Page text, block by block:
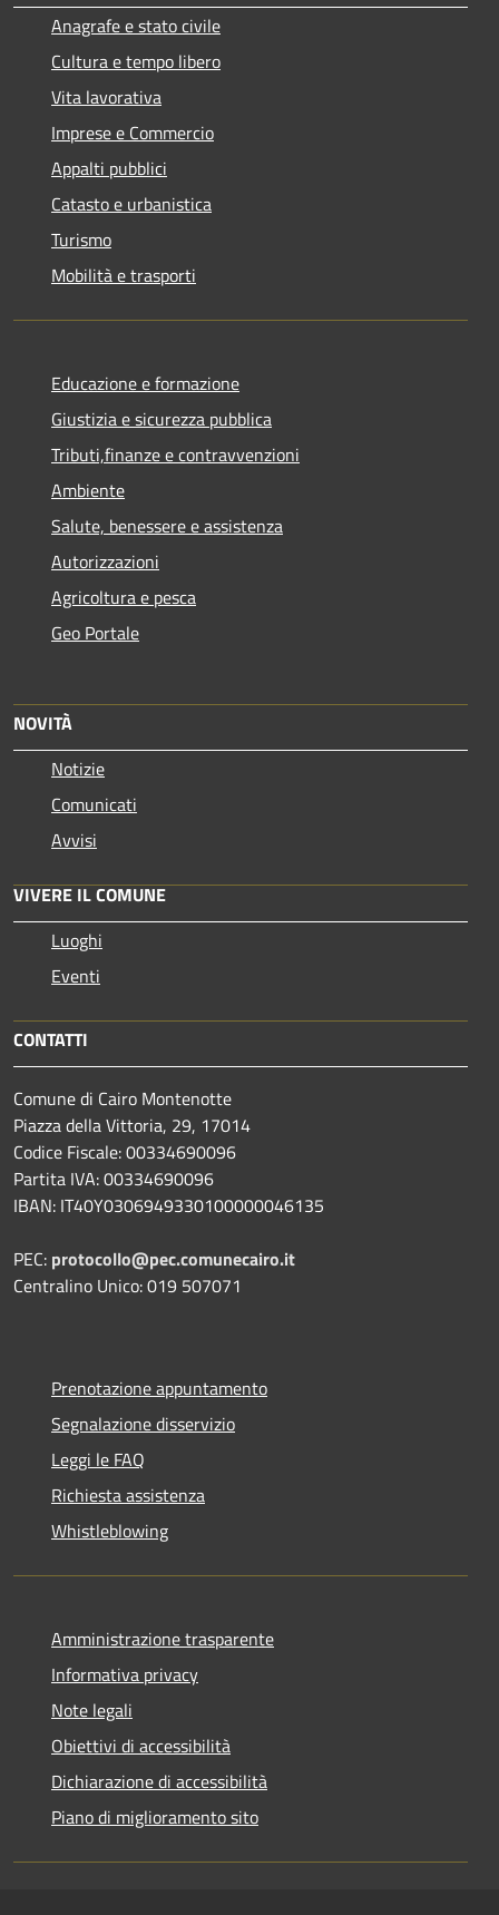
Anagrafe e stato civile
Cultura e tempo libero
Vita lavorativa
Imprese e Commercio
Appalti pubblici
Catasto e urbanistica
Turismo
Mobilità e trasporti
Educazione e formazione
Giustizia e sicurezza pubblica
Tributi,finanze e contravvenzioni
Ambiente
Salute, benessere e assistenza
Autorizzazioni
Agricoltura e pesca
Geo Portale
NOVITÀ
Notizie
Comunicati
Avvisi
VIVERE IL COMUNE
Luoghi
Eventi
CONTATTI
Comune di Cairo Montenotte
Piazza della Vittoria, 29, 17014
Codice Fiscale: 00334690096
Partita IVA: 00334690096
IBAN: IT40Y0306949330100000046135
PEC: protocollo@pec.comunecairo.it
Centralino Unico: 019 507071
Prenotazione appuntamento
Segnalazione disservizio
Leggi le FAQ
Richiesta assistenza
Whistleblowing
Amministrazione trasparente
Informativa privacy
Note legali
Obiettivi di accessibilità
Dichiarazione di accessibilità
Piano di miglioramento sito